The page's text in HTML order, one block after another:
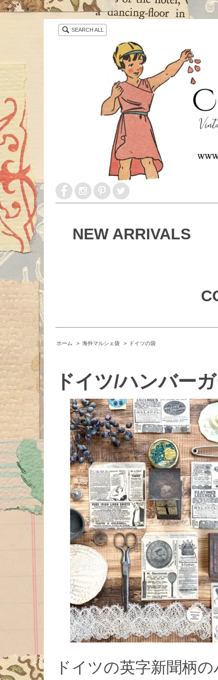
・ ・
SEARCH ALL
NEW ARRIVALS
ホーム > 海外マルシェ袋 > ドイツの袋
ドイツ/ハンバー
ドイツの英字新聞柄